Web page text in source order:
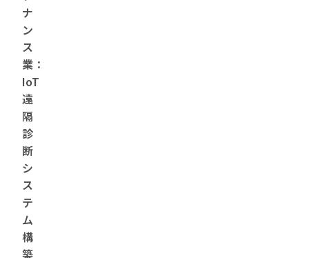
ナ
ン
ス
業：
IoT
遠
隔
診
断
シ
ス
テ
ム
構
築